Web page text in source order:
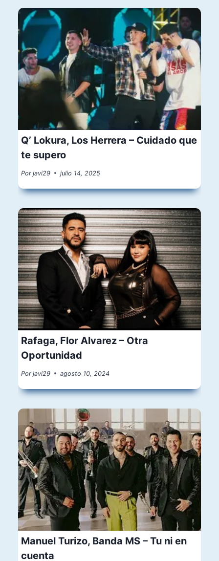
Q’ Lokura, Los Herrera – Cuidado que
te supero
Por javi29 julio 14, 2025
Rafaga, Flor Alvarez – Otra
Oportunidad
Por javi29 agosto 10, 2024
Manuel Turizo, Banda MS – Tu ni en
cuenta